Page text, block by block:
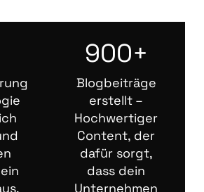
900+
Blogbeiträge
erstellt –
Hochwertiger
Content, der
dafür sorgt,
dass dein
Unternehmen